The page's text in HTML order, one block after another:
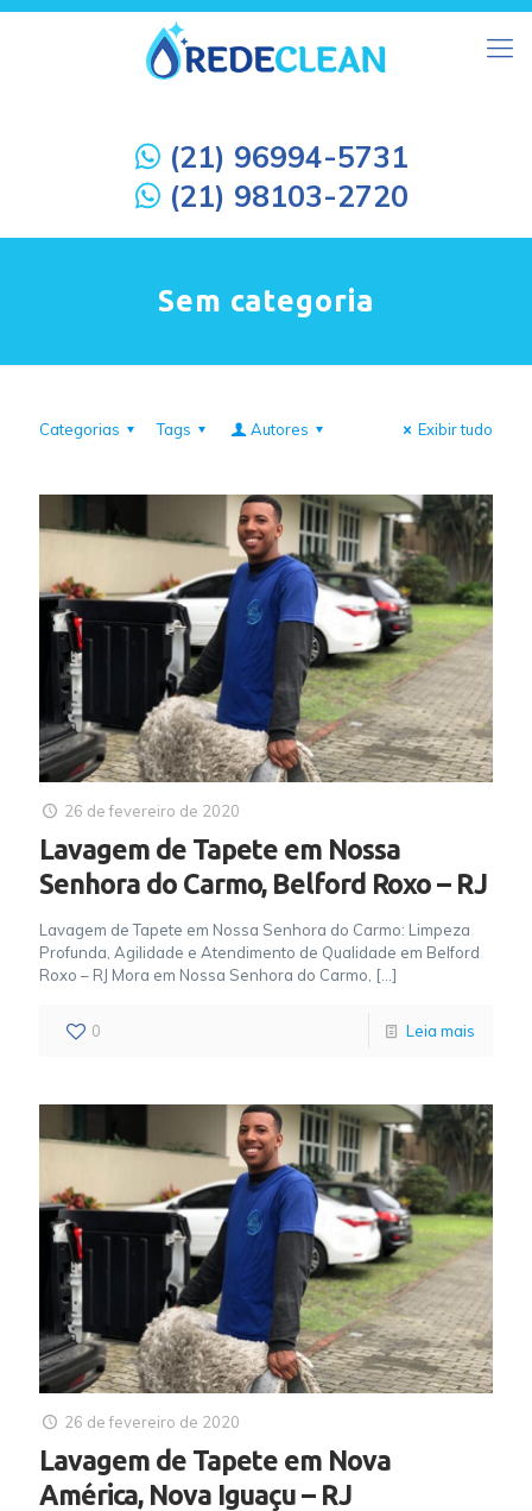
(21) 96994-5731
(21) 98103-2720
Sem categoria
Categorias Tags Autores Exibir tudo
26 de fevereiro de 2020
Lavagem de Tapete em Nossa
Senhora do Carmo, Belford Roxo – RJ
Lavagem de Tapete em Nossa Senhora do Carmo: Limpeza
Profunda, Agilidade e Atendimento de Qualidade em Belford
Roxo – RJ Mora em Nossa Senhora do Carmo, […]
0 Leia mais
26 de fevereiro de 2020
Lavagem de Tapete em Nova
América, Nova Iguaçu – RJ